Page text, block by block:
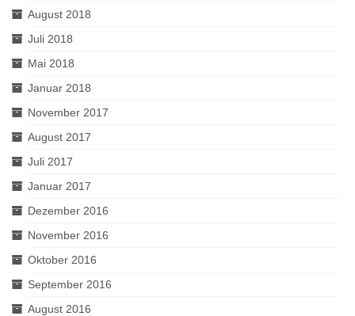
August 2018
Juli 2018
Mai 2018
Januar 2018
November 2017
August 2017
Juli 2017
Januar 2017
Dezember 2016
November 2016
Oktober 2016
September 2016
August 2016